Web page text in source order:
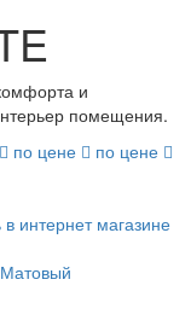
и
помещения.
по цене
по цене